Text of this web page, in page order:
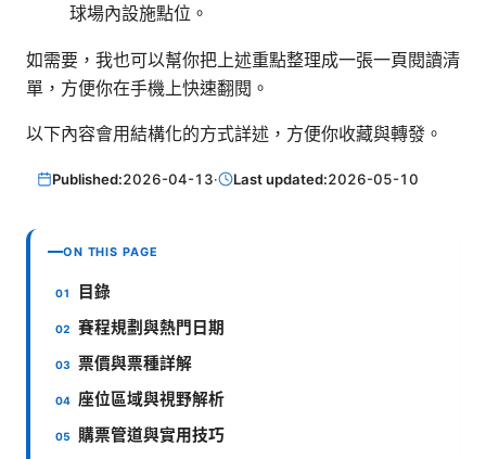
球場內設施點位。
如需要，我也可以幫你把上述重點整理成一張一頁閱讀清
單，方便你在手機上快速翻閱。
以下內容會用結構化的方式詳述，方便你收藏與轉發。
Published:2026-04-13· Last updated:2026-05-10
ON THIS PAGE
目錄
賽程規劃與熱門日期
票價與票種詳解
座位區域與視野解析
購票管道與實用技巧